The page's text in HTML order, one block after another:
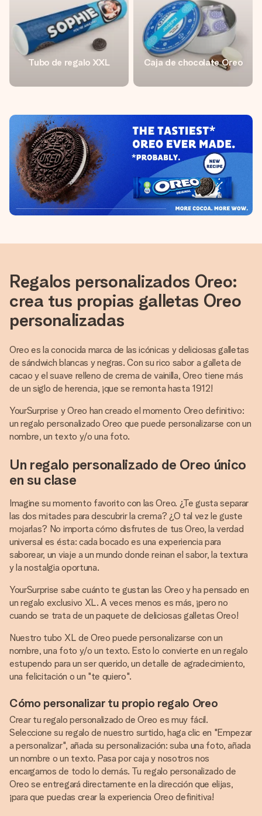
Tubo de regalo XXL Caja de chocolate Oreo
Regalos personalizados Oreo:
crea tus propias galletas Oreo
personalizadas
Oreo es la conocida marca de las icónicas y deliciosas galletas
de sándwich blancas y negras. Con su rico sabor a galleta de
cacao y el suave relleno de crema de vainilla, Oreo tiene más
de un siglo de herencia, ¡que se remonta hasta 1912!
YourSurprise y Oreo han creado el momento Oreo definitivo:
un regalo personalizado Oreo que puede personalizarse con un
nombre, un texto y/o una foto.
Un regalo personalizado de Oreo único
en su clase
Imagine su momento favorito con las Oreo. ¿Te gusta separar
las dos mitades para descubrir la crema? ¿O tal vez le guste
mojarlas? No importa cómo disfrutes de tus Oreo, la verdad
universal es ésta: cada bocado es una experiencia para
saborear, un viaje a un mundo donde reinan el sabor, la textura
y la nostalgia oportuna.
YourSurprise sabe cuánto te gustan las Oreo y ha pensado en
un regalo exclusivo XL. A veces menos es más, ¡pero no
cuando se trata de un paquete de deliciosas galletas Oreo!
Nuestro tubo XL de Oreo puede personalizarse con un
nombre, una foto y/o un texto. Esto lo convierte en un regalo
estupendo para un ser querido, un detalle de agradecimiento,
una felicitación o un "te quiero".
Cómo personalizar tu propio regalo Oreo
Crear tu regalo personalizado de Oreo es muy fácil.
Seleccione su regalo de nuestro surtido, haga clic en "Empezar
a personalizar", añada su personalización: suba una foto, añada
un nombre o un texto. Pasa por caja y nosotros nos
encargamos de todo lo demás. Tu regalo personalizado de
Oreo se entregará directamente en la dirección que elijas,
¡para que puedas crear la experiencia Oreo definitiva!